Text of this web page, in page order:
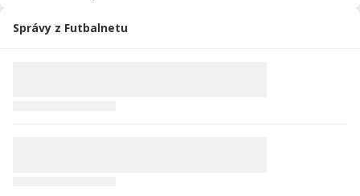
Správy z Futbalnetu